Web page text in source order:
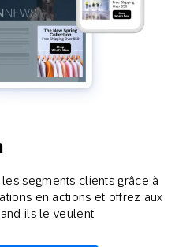
segments clients grâce à
en actions et offrez aux
ils le veulent.